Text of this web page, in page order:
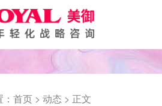
：首页 >动态 > 正文